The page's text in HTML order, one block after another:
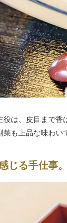
役は、皮目まで香
菜も上品な味わい
じる手仕事